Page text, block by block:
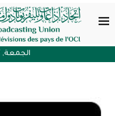
الجمعة, 7 أغسطس , 2026